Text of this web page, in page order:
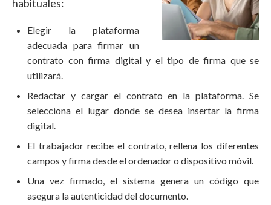
habituales:
Elegir la plataforma
adecuada para firmar un
contrato con firma digital y el tipo de firma que se
utilizará.
Redactar y cargar el contrato en la plataforma. Se
selecciona el lugar donde se desea insertar la firma
digital.
El trabajador recibe el contrato, rellena los diferentes
campos y firma desde el ordenador o dispositivo móvil.
Una vez firmado, el sistema genera un código que
asegura la autenticidad del documento.